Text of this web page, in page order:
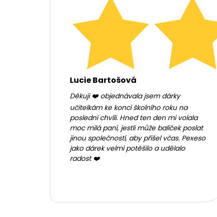
Lucie Bartošová
Děkuji ❤️ objednávala jsem dárky
učitelkám ke konci školního roku na
poslední chvíli. Hned ten den mi volala
moc milá paní, jestli může balíček poslat
jinou společností, aby přišel včas. Pexeso
jako dárek velmi potěšilo a udělalo
radost ❤️